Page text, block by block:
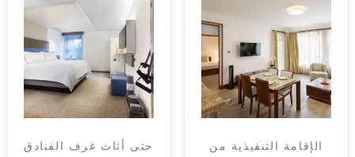
حتى أثاث غرف الفنادق
الإقامة التنفيذية من